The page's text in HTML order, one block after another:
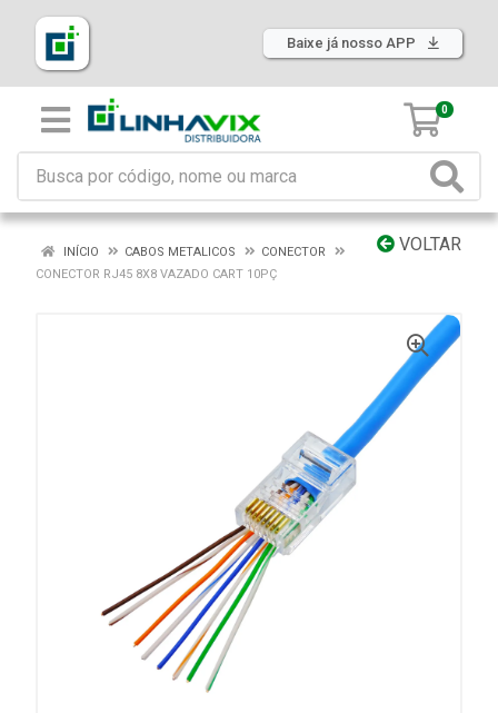
Baixe já nosso APP
0
VOLTAR
INÍCIO CABOS METALICOS
CONECTOR
CONECTOR RJ45 8X8 VAZADO CART 10PÇ